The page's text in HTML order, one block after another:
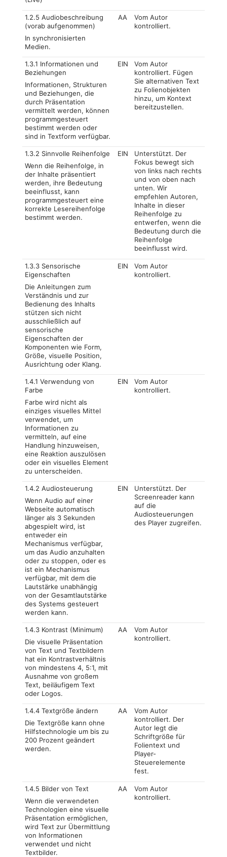
1.2.5 Audiobeschreibung
(vorab aufgenommen)
In synchronisierten
Medien.
AA
Vom Autor
kontrolliert.
1.3.1 Informationen und
Beziehungen
Informationen, Strukturen
und Beziehungen, die
durch Präsentation
vermittelt werden, können
programmgesteuert
bestimmt werden oder
sind in Textform verfügbar.
EIN
Vom Autor
kontrolliert. Fügen
Sie alternativen Text
zu Folienobjekten
hinzu, um Kontext
bereitzustellen.
1.3.2 Sinnvolle Reihenfolge
Wenn die Reihenfolge, in
der Inhalte präsentiert
werden, ihre Bedeutung
beeinflusst, kann
programmgesteuert eine
korrekte Lesereihenfolge
bestimmt werden.
EIN
Unterstützt. Der
Fokus bewegt sich
von links nach rechts
und von oben nach
unten. Wir
empfehlen Autoren,
Inhalte in dieser
Reihenfolge zu
entwerfen, wenn die
Bedeutung durch die
Reihenfolge
beeinflusst wird.
1.3.3 Sensorische
Eigenschaften
Die Anleitungen zum
Verständnis und zur
Bedienung des Inhalts
stützen sich nicht
ausschließlich auf
sensorische
Eigenschaften der
Komponenten wie Form,
Größe, visuelle Position,
Ausrichtung oder Klang.
EIN
Vom Autor
kontrolliert.
1.4.1 Verwendung von
Farbe
Farbe wird nicht als
einziges visuelles Mittel
verwendet, um
Informationen zu
vermitteln, auf eine
Handlung hinzuweisen,
eine Reaktion auszulösen
oder ein visuelles Element
zu unterscheiden.
EIN
Vom Autor
kontrolliert.
1.4.2 Audiosteuerung
Wenn Audio auf einer
Webseite automatisch
länger als 3 Sekunden
abgespielt wird, ist
entweder ein
Mechanismus verfügbar,
um das Audio anzuhalten
oder zu stoppen, oder es
ist ein Mechanismus
verfügbar, mit dem die
Lautstärke unabhängig
von der Gesamtlautstärke
des Systems gesteuert
werden kann.
EIN
Unterstützt. Der
Screenreader kann
auf die
Audiosteuerungen
des Player zugreifen.
1.4.3 Kontrast (Minimum)
Die visuelle Präsentation
von Text und Textbildern
hat ein Kontrastverhältnis
von mindestens 4, 5:1, mit
Ausnahme von großem
Text, beiläufigem Text
oder Logos.
AA
Vom Autor
kontrolliert.
1.4.4 Textgröße ändern
Die Textgröße kann ohne
Hilfstechnologie um bis zu
200 Prozent geändert
werden.
AA
Vom Autor
kontrolliert. Der
Autor legt die
Schriftgröße für
Folientext und
Player-
Steuerelemente
fest.
1.4.5 Bilder von Text
Wenn die verwendeten
Technologien eine visuelle
Präsentation ermöglichen,
wird Text zur Übermittlung
von Informationen
verwendet und nicht
Textbilder.
AA
Vom Autor
kontrolliert.